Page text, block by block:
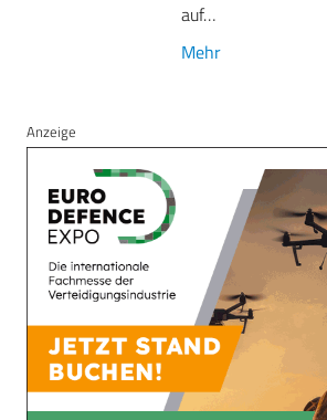
auf…
Mehr
Anzeige